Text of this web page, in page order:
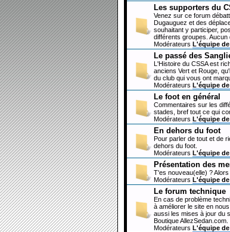
Les supporters du
Venez sur ce forum
Dugauguez et des
souhaitant y participer,
différents groupes. Aucun
Modérateurs L'équipe
Le passé des
L'Histoire du CSSA est
anciens Vert et Rouge,
du club qui vous ont
Modérateurs L'équipe
Le foot en général
Commentaires sur les
stades, bref tout ce qui
Modérateurs L'équipe
En dehors du foot
Pour parler de tout et de
dehors du foot.
Modérateurs L'équipe
Présentation des
T'es nouveau(elle) ?
Modérateurs L'équipe
Le forum technique
En cas de problème
à améliorer le site en
aussi les mises à jour du
Boutique
Modérateurs L'équipe